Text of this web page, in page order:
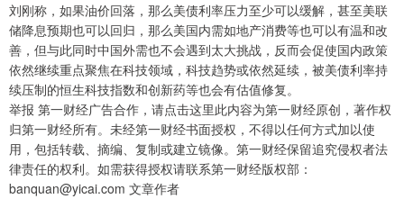
刘刚称，如果油价回落，那么美债利率压力至少可以缓解，甚至美联
储降息预期也可以回归，那么美国内需如地产消费等也可以有温和改
善，但与此同时中国外需也不会遇到太大挑战，反而会促使国内政策
依然继续重点聚焦在科技领域，科技趋势或依然延续，被美债利率持
续压制的恒生科技指数和创新药等也会有估值修复。
举报 第一财经广告合作，请点击这里此内容为第一财经原创，著作权
归第一财经所有。未经第一财经书面授权，不得以任何方式加以使
用，包括转载、摘编、复制或建立镜像。第一财经保留追究侵权者法
律责任的权利。如需获得授权请联系第一财经版权部：
banquan@yicai.com 文章作者